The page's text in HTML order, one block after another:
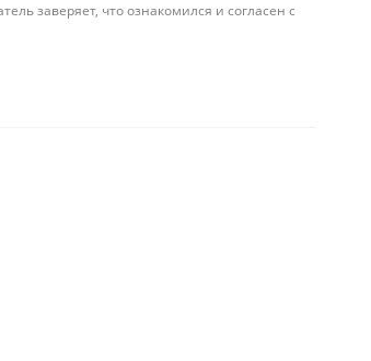
заверяет, что ознакомился и согласен с